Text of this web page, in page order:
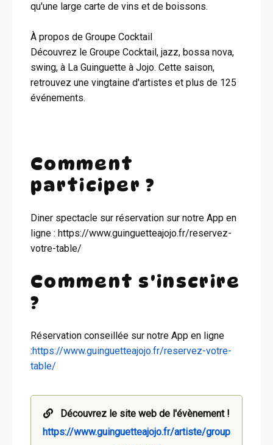
qu'une large carte de vins et de boissons.
À propos de Groupe Cocktail
Découvrez le Groupe Cocktail, jazz, bossa nova,
swing, à La Guinguette à Jojo. Cette saison,
retrouvez une vingtaine d'artistes et plus de 125
événements.
Comment
participer ?
Diner spectacle sur réservation sur notre App en
ligne : https://www.guinguetteajojo.fr/reservez-
votre-table/
Comment s'inscrire
?
Réservation conseillée sur notre App en ligne
:https://www.guinguetteajojo.fr/reservez-votre-
table/
Découvrez le site web de l'évènement !
https://www.guinguetteajojo.fr/artiste/group